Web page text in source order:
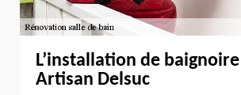
L’installation de
Artisan Delsuc